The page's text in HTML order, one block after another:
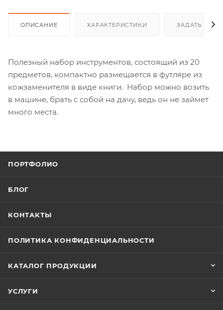
ОПИСАНИЕ ХАРАКТЕРИСТИКИ ЗАДАТЬ
Полезный набор инструментов, состоящий из 20
предметов, компактно размещается в футляре из
кожзаменителя в виде книги. Набор можно возить
в машине, брать с собой на дачу, ведь он не займет
много места.
ПОРТФОЛИО
БЛОГ
КОНТАКТЫ
ПОЛИТИКА КОНФИДЕНЦИАЛЬНОСТИ
КАТАЛОГ ПРОДУКЦИИ
УСЛУГИ